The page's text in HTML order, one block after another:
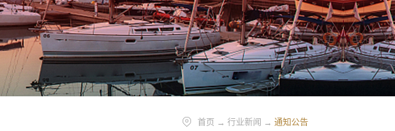
首页 → 行业新闻 → 通知公告